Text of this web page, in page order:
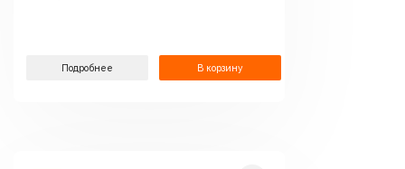
Подробнее В корзину